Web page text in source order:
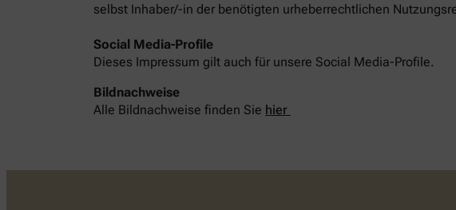
selbst Inhaber/-in der benötigten urheberrechtlichen
Social Media-Profile
Dieses Impressum gilt auch für unsere Social Media-Profile.
Bildnachweise
Alle Bildnachweise finden Sie hier